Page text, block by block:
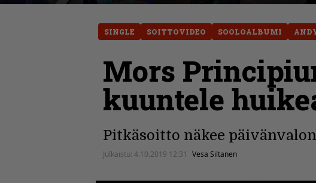
SINGLE SOITTOVIDEO SOOLOALBUMI
Mors
kuuntele
Pitkäsoitto näkee
Julkaistu: 4.10.2019 12:31 Vesa Siltanen